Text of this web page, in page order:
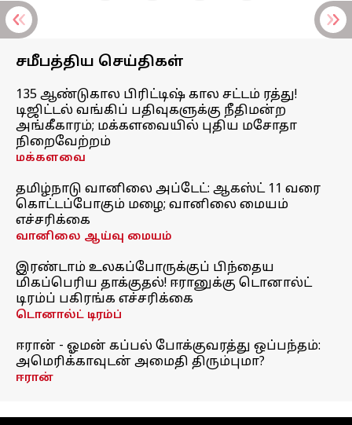
சமீபத்திய செய்திகள்
135 ஆண்டுகால பிரிட்டிஷ் கால சட்டம் ரத்து!
டிஜிட்டல் வங்கிப் பதிவுகளுக்கு நீதிமன்ற
அங்கீகாரம்; மக்களவையில் புதிய மசோதா
நிறைவேற்றம்
மக்களவை
தமிழ்நாடு வானிலை அப்டேட்: ஆகஸ்ட் 11 வரை
கொட்டப்போகும் மழை; வானிலை மையம்
எச்சரிக்கை
வானிலை ஆய்வு மையம்
இரண்டாம் உலகப்போருக்குப் பிந்தைய
மிகப்பெரிய தாக்குதல்! ஈரானுக்கு டொனால்ட்
டிரம்ப் பகிரங்க எச்சரிக்கை
டொனால்ட் டிரம்ப்
ஈரான் - ஓமன் கப்பல் போக்குவரத்து ஒப்பந்தம்:
அமெரிக்காவுடன் அமைதி திரும்புமா?
ஈரான்